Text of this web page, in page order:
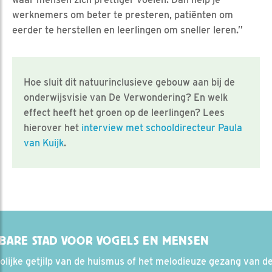
werknemers om beter te presteren, patiënten om
eerder te herstellen en leerlingen om sneller leren.”
Hoe sluit dit natuurinclusieve gebouw aan bij de
onderwijsvisie van De Verwondering? En welk
effect heeft het groen op de leerlingen? Lees
hierover het interview met schooldirecteur Paula
van Kuijk.
STAD VOOR VOGELS EN MENSEN
getjilp van de huismus of het melodieuze gezang van